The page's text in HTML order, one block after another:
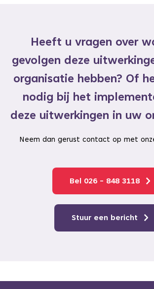
Heeft u vragen over
gevolgen deze
organisatie hebben? Of
nodig bij het
deze uitwerkingen in uw
Neem dan gerust contact op met
Bel 026 - 848 3118
Stuur een bericht